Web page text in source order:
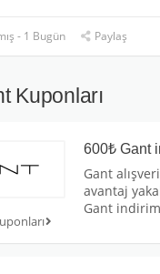
- 1 Bugün Paylaş
Kuponları
600₺ Gant
Gant
avantaj
Gant indirim